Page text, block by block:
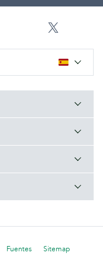
Fuentes Sitemap